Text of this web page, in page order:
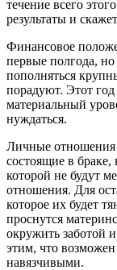
течение всего
результаты и
Финансовое
первые полгода,
пополняться
порадуют. Этот
материальный
нуждаться.
Личные отношения
состоящие в браке,
которой не будут
отношения. Для
которое их будет
проснутся
окружить заботой
этим, что
навязчивыми.